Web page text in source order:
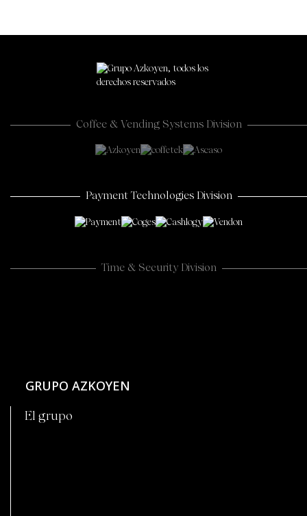
Coffee & Vending Systems Division
Payment Technologies Division
Time & Security Division
GRUPO AZKOYEN
El grupo